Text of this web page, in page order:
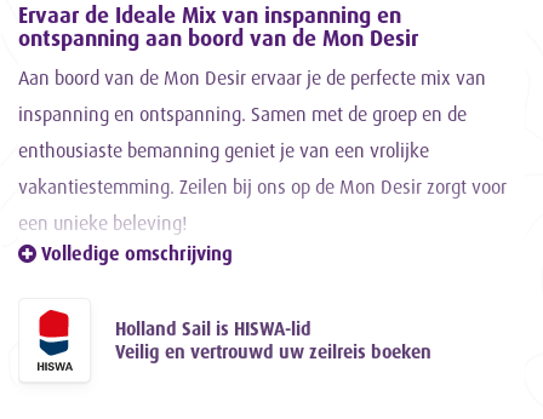
Ervaar de Ideale Mix van inspanning en
ontspanning aan boord van de Mon Desir
Aan boord van de Mon Desir ervaar je de perfecte mix van
inspanning en ontspanning. Samen met de groep en de
enthousiaste bemanning geniet je van een vrolijke
vakantiestemming. Zeilen bij ons op de Mon Desir zorgt voor
een unieke beleving!
Een onvergetelijke Zeilervaring
Het zeilen op de Mon Desir is een onvergetelijke ervaring.
Zodra de trossen losgaan, laat je de dagelijkse
Volledige omschrijving
Holland Sail is HISWA-lid
Veilig en vertrouwd uw zeilreis boeken